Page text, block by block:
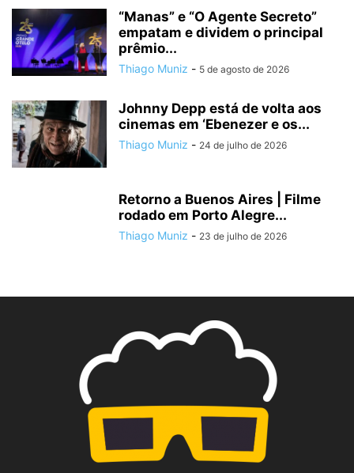
“Manas” e “O Agente Secreto”
empatam e dividem o principal
prêmio...
Thiago Muniz - 5 de agosto de 2026
Johnny Depp está de volta aos
cinemas em ‘Ebenezer e os...
Thiago Muniz - 24 de julho de 2026
Retorno a Buenos Aires | Filme
rodado em Porto Alegre...
Thiago Muniz - 23 de julho de 2026